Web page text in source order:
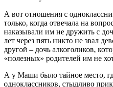
А вот отношения с
только, когда отвечала на
наказывали им не дружить с
лет через пять никто не звал
другой – дочь алкоголиков,
«полезных» родителей им не
А у Маши было тайное место,
одноклассников, стыдливо